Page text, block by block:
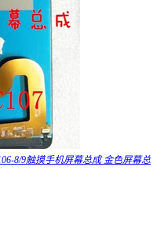
8/9触摸手机屏幕总成 金色屏幕总